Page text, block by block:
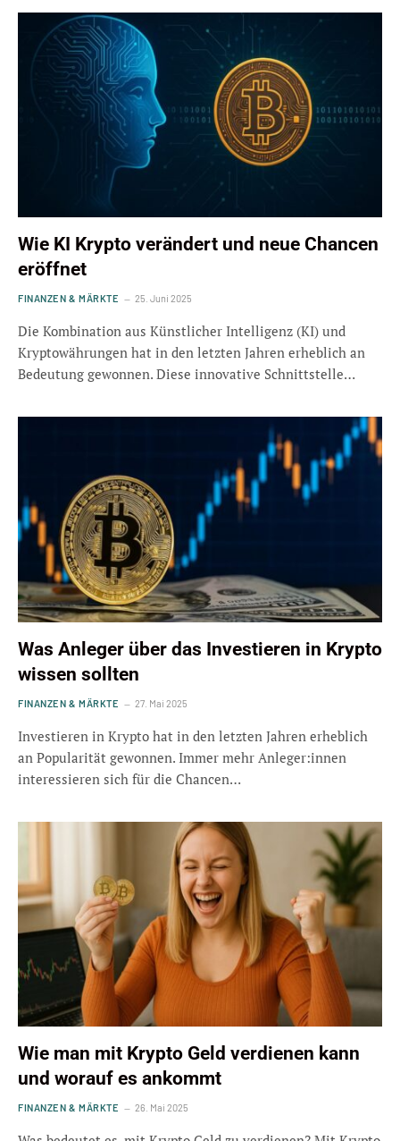
Wie KI Krypto verändert und neue Chancen
eröffnet
FINANZEN & MÄRKTE 25. Juni 2025
Die Kombination aus Künstlicher Intelligenz (KI) und
Kryptowährungen hat in den letzten Jahren erheblich an
Bedeutung gewonnen. Diese innovative Schnittstelle…
Was Anleger über das Investieren in Krypto
wissen sollten
FINANZEN & MÄRKTE 27. Mai 2025
Investieren in Krypto hat in den letzten Jahren erheblich
an Popularität gewonnen. Immer mehr Anleger:innen
interessieren sich für die Chancen…
Wie man mit Krypto Geld verdienen kann
und worauf es ankommt
FINANZEN & MÄRKTE 26. Mai 2025